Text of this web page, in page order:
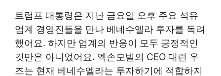
트럼프 대통령은 지난 금요일 오후 주요 석유
업계 경영진들을 만나 베네수엘라 투자를 독려
했어요. 하지만 업계의 반응이 모두 긍정적인
것만은 아니었어요. 엑손모빌의 CEO 대런 우
즈는 현재 베네수엘라는 투자하기에 적합하지